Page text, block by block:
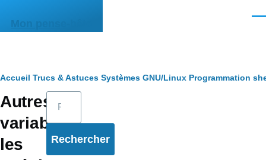
Mon pense-bête
Fil
d'Ariane
Accueil Trucs & Astuces Systèmes GNU/Linux Programmation
Autres
variab
les
Rechercher